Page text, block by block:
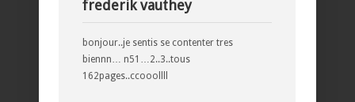
frederik vauthey
bonjour..je sentis se contenter tres
biennn… n51…2..3..tous
162pages..ccooollll